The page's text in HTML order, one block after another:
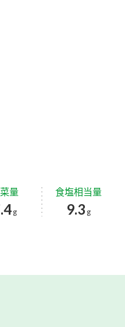
量
g
食塩相当量
9.3 g